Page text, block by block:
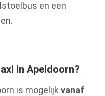
en een
in Apeldoorn?
is mogelijkvanaf